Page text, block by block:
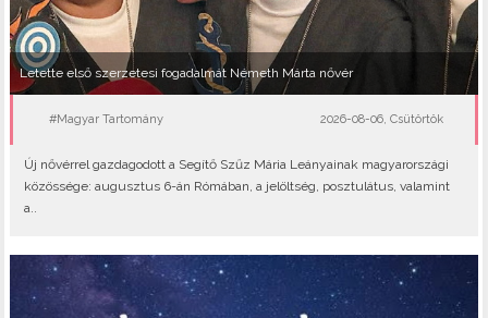
Letette első szerzetesi fogadalmát Németh Márta nővér
#Magyar Tartomány 2026-08-06, Csütörtök
Új nővérrel gazdagodott a Segítő Szűz Mária Leányainak magyarországi
közössége: augusztus 6-án Rómában, a jelöltség, posztulátus, valamint
a..